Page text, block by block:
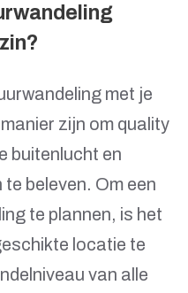
met je
zijn om quality
buitenlucht en
beleven. Om een
te plannen, is het
locatie te
van alle